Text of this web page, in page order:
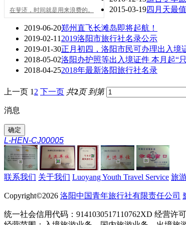
在斐济，时间就是用来浪费的。
2015-03-19四月天最
2019-06-20郑州直飞长滩岛即将起航！
2019-02-11 2019洛阳市旅行社名录公示
2019-01-30正月初四，洛阳市民可办理出入境
2018-05-02洛阳办护照等出入境证件 本月起“
2018-04-252018年最新洛阳旅行社名录
上一页 1 2 下一页 共2页 到第
消息
L-HEN-CJ00005
联系我们 关于我们 Luoyang Youth Travel Service 旅
Copyright©2026 洛阳中国青年旅行社有限责任公司
统一社会信用代码：9141030517110762XD 经营许